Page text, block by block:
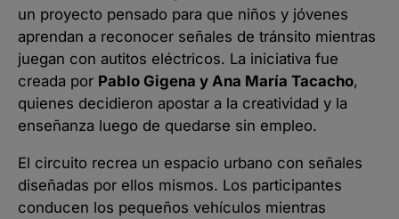
un proyecto pensado para que niños y jóvenes
aprendan a reconocer señales de tránsito mientras
juegan con autitos eléctricos. La iniciativa fue
creada por Pablo Gigena y Ana María Tacacho,
quienes decidieron apostar a la creatividad y la
enseñanza luego de quedarse sin empleo.
El circuito recrea un espacio urbano con señales
diseñadas por ellos mismos. Los participantes
conducen los pequeños vehículos mientras